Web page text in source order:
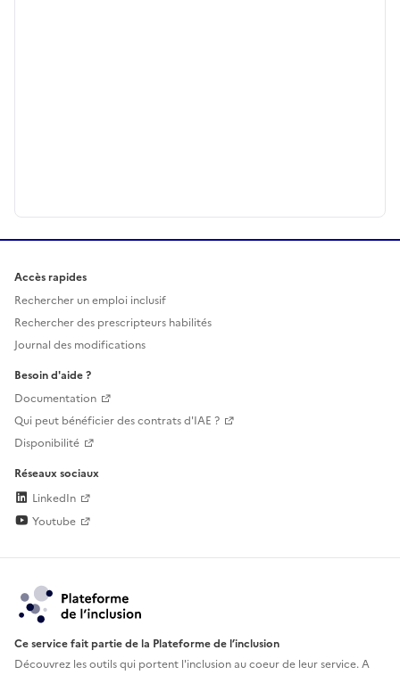
Accès rapides
Rechercher un emploi inclusif
Rechercher des prescripteurs habilités
Journal des modifications
Besoin d'aide ?
Documentation
Qui peut bénéficier des contrats d'IAE ?
Disponibilité
Réseaux sociaux
LinkedIn
Youtube
Ce service fait partie de la Plateforme de l’inclusion
Découvrez les outils qui portent l'inclusion aucoeur de leur service. A